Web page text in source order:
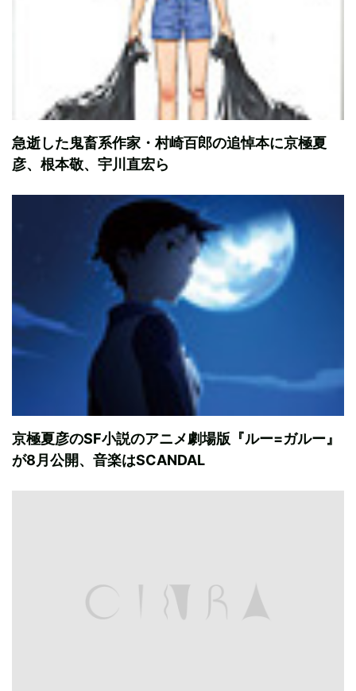
急逝した鬼畜系作家・村崎百郎の追悼本に京極夏
彦、根本敬、宇川直宏ら
京極夏彦のSF小説のアニメ劇場版『ルー=ガルー』
が8月公開、音楽はSCANDAL